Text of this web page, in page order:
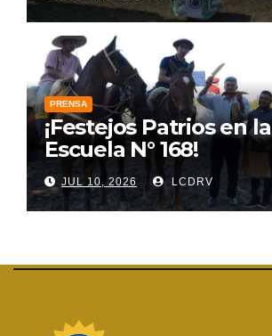
PRENSA
¡Festejos Patrios en la
Escuela N° 168!
JUL 10, 2026 LCDRV